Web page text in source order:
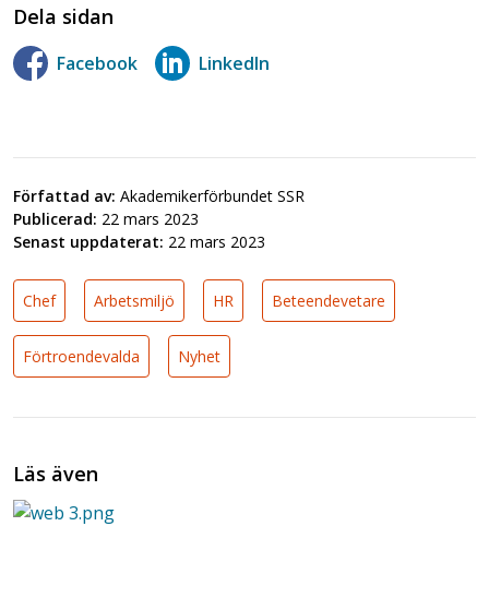
Dela sidan
Facebook LinkedIn
Författad av: Akademikerförbundet SSR
Publicerad: 22 mars 2023
Senast uppdaterat: 22 mars 2023
Chef Arbetsmiljö HR Beteendevetare
Förtroendevalda Nyhet
Läs även